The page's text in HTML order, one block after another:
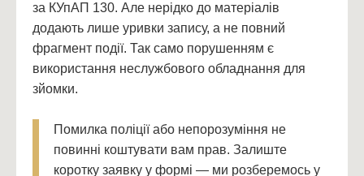
за КУпАП 130. Але нерідко до матеріалів
додають лише уривки запису, а не повний
фрагмент події. Так само порушенням є
використання неслужбового обладнання для
зйомки.
Помилка поліції або непорозуміння не
повинні коштувати вам прав. Залиште
коротку заявку у формі — ми розберемось у